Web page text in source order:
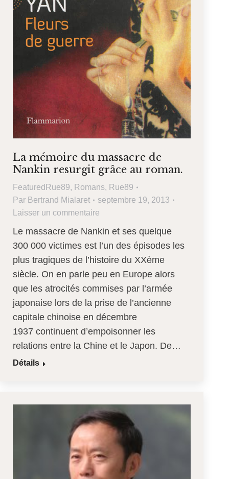
La mémoire du massacre de
Nankin resurgit grâce au roman.
FeaturedRue89, Romans, Rue89
Par Bertrand Mialaret
septembre 19, 2013
Laisser un commentaire
Le massacre de Nankin et ses quelque
300 000 victimes est l’un des épisodes les
plus tragiques de l’histoire du XXème
siècle. On en parle peu en Europe alors
que les atrocités commises par l’armée
japonaise lors de la prise de l’ancienne
capitale chinoise en décembre
1937 continuent d’empoisonner les
relations entre la Chine et le Japon. De…
Détails